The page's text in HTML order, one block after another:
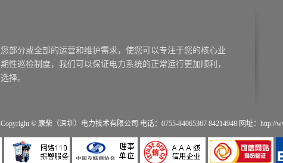
Copyright © 康柴（深圳）电力技术有限公司 电话：0755-84065367 84214948 网址：http://